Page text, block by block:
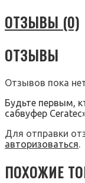
ОТЗЫВЫ (0)
ОТЗЫВЫ
Отзывов пока
Будьте первым,
сабвуфер
Для отправки
авторизоваться.
ПОХОЖИЕ